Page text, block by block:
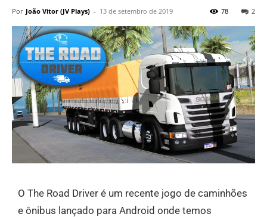
Por João Vitor (JV Plays) - 13 de setembro de 2019 2
78
O The Road Driver é um recente jogo de caminhões
e ônibus lançado para Android onde temos